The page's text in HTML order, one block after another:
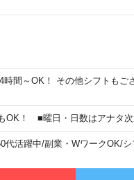
間～OK！ その他シフトもご
OK！ ■曜日・日数はアナタ次
代活躍中/副業・WワークOK/シ